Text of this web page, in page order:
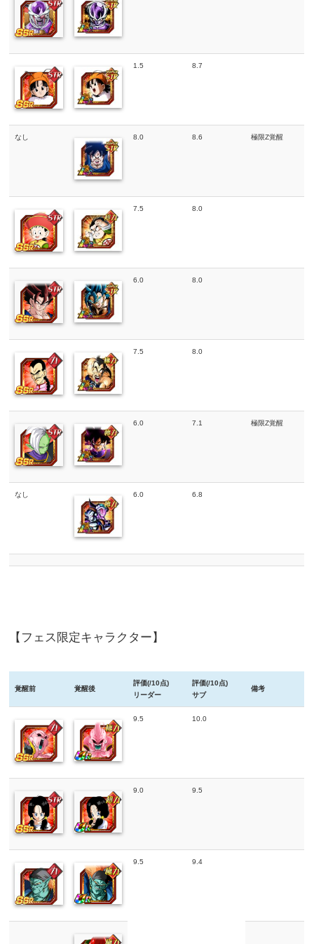
1.5 8.7
なし 8.0 8.6 極限Z覚醒
7.5 8.0
6.0 8.0
7.5 8.0
6.0 7.1 極限Z覚醒
なし 6.0 6.8
【フェス限定キャラクター】
覚醒前 覚醒後
評価(/10点)
リーダー
評価(/10点)
サブ
備考
9.5 10.0
9.0 9.5
9.5 9.4